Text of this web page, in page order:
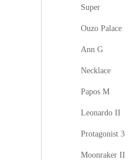
Super
Ouzo Palace
Ann G
Necklace
Papos M
Leonardo II
Protagonist 3
Moonraker II